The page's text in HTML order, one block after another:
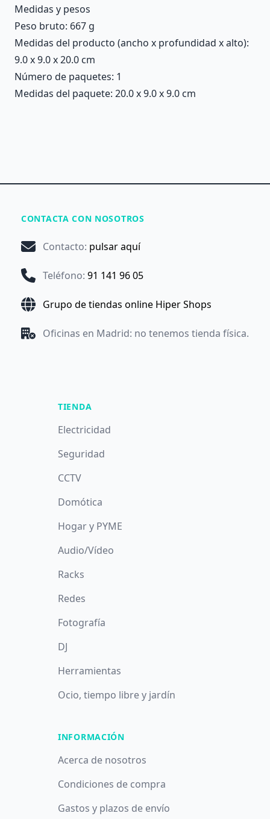
Medidas y pesos
Peso bruto: 667 g
Medidas del producto (ancho x profundidad x alto):
9.0 x 9.0 x 20.0 cm
Número de paquetes: 1
Medidas del paquete: 20.0 x 9.0 x 9.0 cm
CONTACTA CON NOSOTROS
Contacto: pulsar aquí
Teléfono: 91 141 96 05
Grupo de tiendas online Hiper Shops
Oficinas en Madrid: no tenemos tienda física.
TIENDA
Electricidad
Seguridad
CCTV
Domótica
Hogar y PYME
Audio/Vídeo
Racks
Redes
Fotografía
DJ
Herramientas
Ocio, tiempo libre y jardín
INFORMACIÓN
Acerca de nosotros
Condiciones de compra
Gastos y plazos de envío